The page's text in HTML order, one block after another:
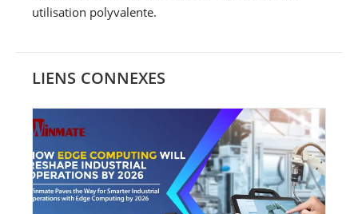
utilisation polyvalente.
LIENS CONNEXES